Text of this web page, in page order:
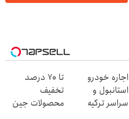
اجاره خودرو
استانبول و
سراسر ترکیه
تا 70 درصد
تخفیف
محصولات جین